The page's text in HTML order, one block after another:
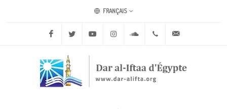
FRANÇAIS
Facebook Twitter Youtube Instagram Soundcloud+20 2 25970400